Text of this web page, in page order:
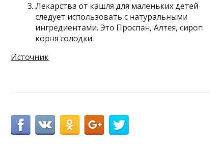
Лекарства от кашля для маленьких детей
следует использовать с натуральными
ингредиентами. Это Проспан, Алтея, сироп
корня солодки.
Источник